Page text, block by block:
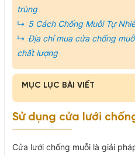
trùng
5 Cách Chống Muỗi Tự
Địa chỉ mua cửa chống
chất lượng
MỤC LỤC BÀI VIẾT
Sử dụng cửa lưới
Cửa lưới chống muỗi là giải